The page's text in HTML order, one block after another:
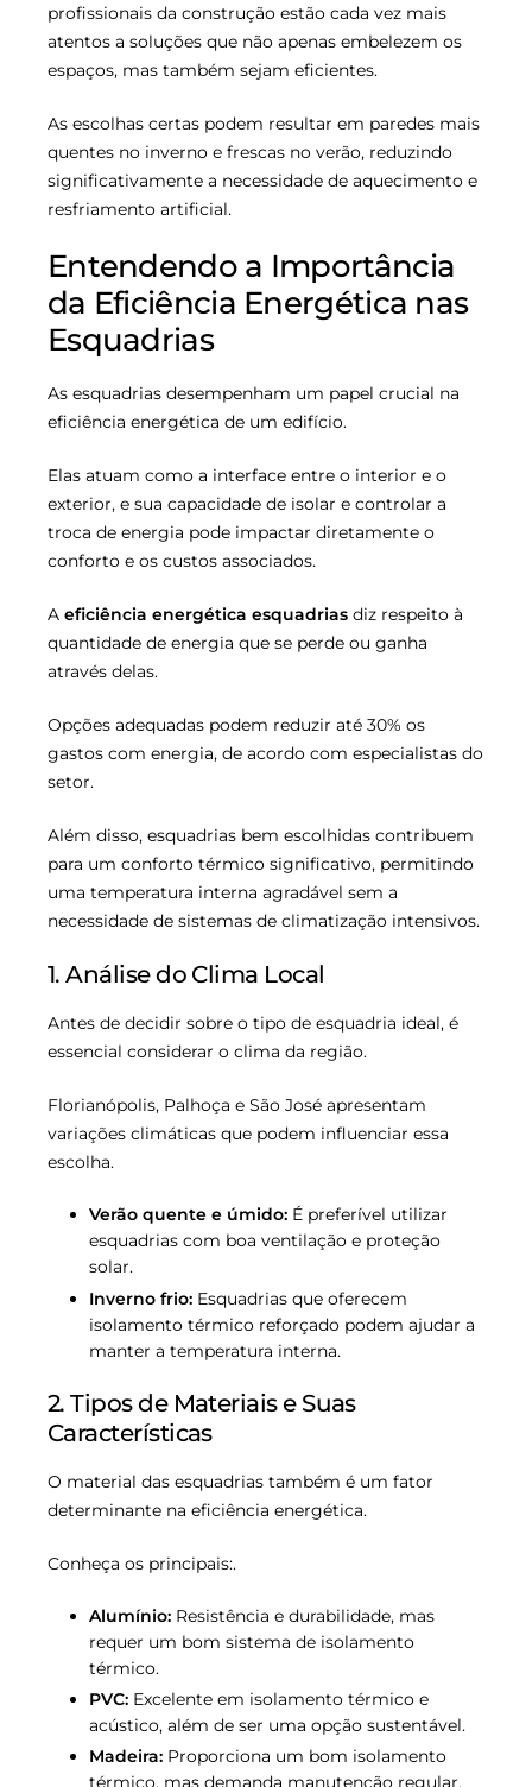
profissionais da construção estão cada vez mais
atentos a soluções que não apenas embelezem os
espaços, mas também sejam eficientes.
As escolhas certas podem resultar em paredes mais
quentes no inverno e frescas no verão, reduzindo
significativamente a necessidade de aquecimento e
resfriamento artificial.
Entendendo a Importância
da Eficiência Energética nas
Esquadrias
As esquadrias desempenham um papel crucial na
eficiência energética de um edifício.
Elas atuam como a interface entre o interior e o
exterior, e sua capacidade de isolar e controlar a
troca de energia pode impactar diretamente o
conforto e os custos associados.
A eficiência energética esquadrias diz respeito à
quantidade de energia que se perde ou ganha
através delas.
Opções adequadas podem reduzir até 30% os
gastos com energia, de acordo com especialistas do
setor.
Além disso, esquadrias bem escolhidas contribuem
para um conforto térmico significativo, permitindo
uma temperatura interna agradável sem a
necessidade de sistemas de climatização intensivos.
1. Análise do Clima Local
Antes de decidir sobre o tipo de esquadria ideal, é
essencial considerar o clima da região.
Florianópolis, Palhoça e São José apresentam
variações climáticas que podem influenciar essa
escolha.
Verão quente e úmido: É preferível utilizar
esquadrias com boa ventilação e proteção
solar.
Inverno frio: Esquadrias que oferecem
isolamento térmico reforçado podem ajudar a
manter a temperatura interna.
2. Tipos de Materiais e Suas
Características
O material das esquadrias também é um fator
determinante na eficiência energética.
Conheça os principais:.
Alumínio: Resistência e durabilidade, mas
requer um bom sistema de isolamento
térmico.
PVC: Excelente em isolamento térmico e
acústico, além de ser uma opção sustentável.
Madeira: Proporciona um bom isolamento
térmico, mas demanda manutenção regular.